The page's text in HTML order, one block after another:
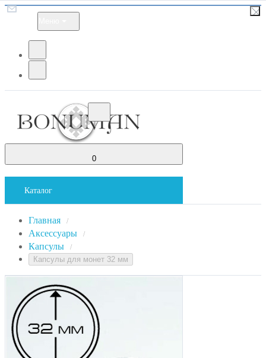
0
Каталог
Главная /
Аксессуары /
Капсулы /
Капсулы для монет 32 мм